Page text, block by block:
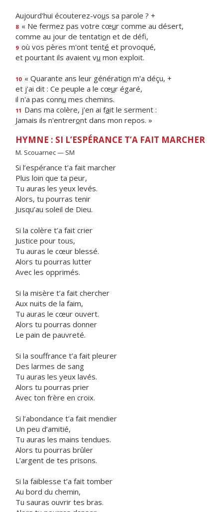
Aujourd'hui écouterez-vous sa parole ? +
8 « Ne fermez pas votre cœur comme au désert,
comme au jour de tentation et de défi,
9 où vos pères m'ont tenté et provoqué,
et pourtant ils avaient vu mon exploit.
10 « Quarante ans leur génération m'a déçu, +
et j'ai dit : Ce peuple a le cœur égaré,
il n'a pas connu mes chemins.
11 Dans ma colère, j'en ai fait le serment :
Jamais ils n'entreront dans mon repos. »
HYMNE : SI L’ESPÉRANCE T’A FAIT MARCHER
M. Scouarnec — SM
Si l’espérance t’a fait marcher
Plus loin que ta peur,
Tu auras les yeux levés.
Alors, tu pourras tenir
Jusqu’au soleil de Dieu.
Si la colère t’a fait crier
Justice pour tous,
Tu auras le cœur blessé.
Alors tu pourras lutter
Avec les opprimés.
Si la misère t’a fait chercher
Aux nuits de la faim,
Tu auras le cœur ouvert.
Alors tu pourras donner
Le pain de pauvreté.
Si la souffrance t’a fait pleurer
Des larmes de sang
Tu auras les yeux lavés.
Alors tu pourras prier
Avec ton frère en croix.
Si l’abondance t’a fait mendier
Un peu d’amitié,
Tu auras les mains tendues.
Alors tu pourras brûler
L’argent de tes prisons.
Si la faiblesse t’a fait tomber
Au bord du chemin,
Tu sauras ouvrir tes bras.